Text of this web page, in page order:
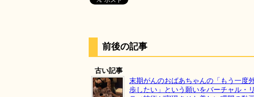
前後の記事
古い記事
末期がんのおばあちゃんの「もう一度
歩したい」という願いをバーチャル・